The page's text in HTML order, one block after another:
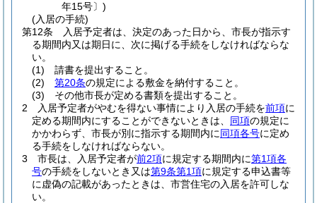
年15号〕)
(入居の手続)
第12条
入居予定者は、決定のあった日から、市長が指示す
る期間内又は期日に、次に掲げる手続をしなければならな
い。
(1)
請書を提出すること。
(2)
第20条の規定による敷金を納付すること。
(3)
その他市長が定める書類を提出すること。
2
入居予定者がやむを得ない事情により入居の手続を前項に
定める期間内にすることができないときは、 同項の規定に
かかわらず、市長が別に指示する期間内に同項各号に定め
る手続をしなければならない。
3
市長は、入居予定者が前2項に規定する期間内に第1項各
号の手続をしないとき又は第9条第1項に規定する申込書等
に虚偽の記載があったときは、市営住宅の入居を許可しな
い。